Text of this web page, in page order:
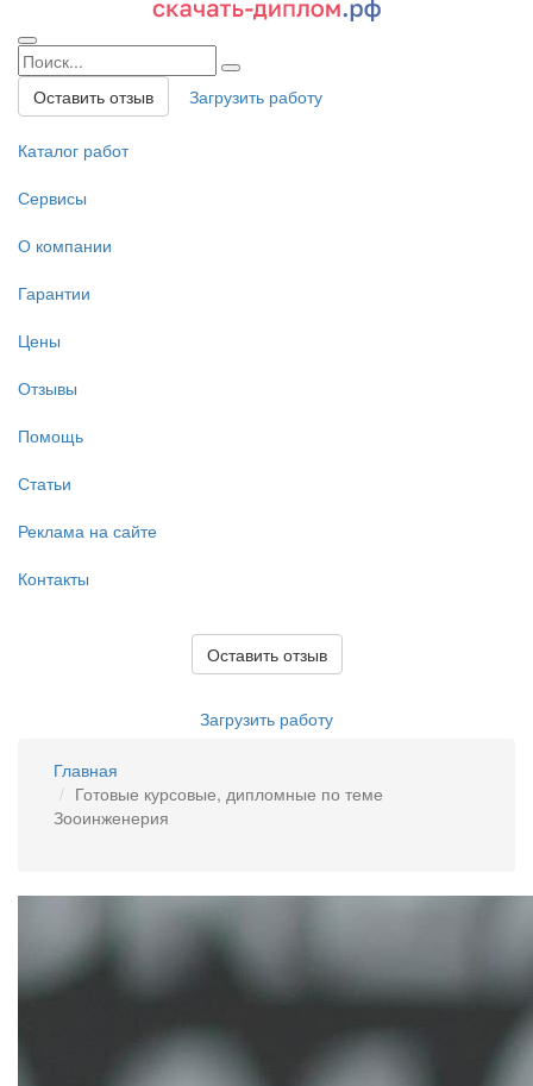
Оставить отзыв Загрузить работу
Каталог работ
Сервисы
О компании
Гарантии
Цены
Отзывы
Помощь
Статьи
Реклама на сайте
Контакты
Оставить отзыв
Загрузить работу
Главная
Готовые курсовые, дипломные по теме
Зооинженерия